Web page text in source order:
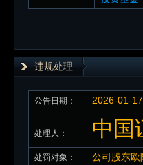
违规处理
公告日期： 2026-01-17
处理人： 中国
处罚对象： 公司股东欧